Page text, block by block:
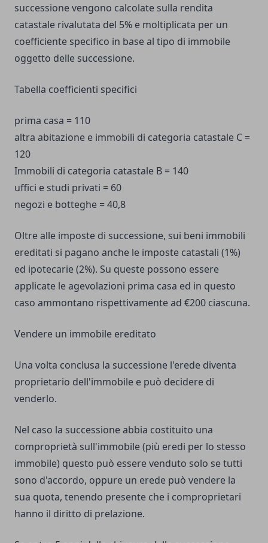
successione vengono calcolate sulla rendita
catastale rivalutata del 5% e moltiplicata per un
coefficiente specifico in base al tipo di immobile
oggetto delle successione.
Tabella coefficienti specifici
prima casa = 110
altra abitazione e immobili di categoria catastale C =
120
Immobili di categoria catastale B = 140
uffici e studi privati = 60
negozi e botteghe = 40,8
Oltre alle imposte di successione, sui beni immobili
ereditati si pagano anche le imposte catastali (1%)
ed ipotecarie (2%). Su queste possono essere
applicate le agevolazioni prima casa ed in questo
caso ammontano rispettivamente ad €200 ciascuna.
Vendere un immobile ereditato
Una volta conclusa la successione l'erede diventa
proprietario dell'immobile e può decidere di
venderlo.
Nel caso la successione abbia costituito una
comproprietà sull'immobile (più eredi per lo stesso
immobile) questo può essere venduto solo se tutti
sono d'accordo, oppure un erede può vendere la
sua quota, tenendo presente che i comproprietari
hanno il diritto di prelazione.